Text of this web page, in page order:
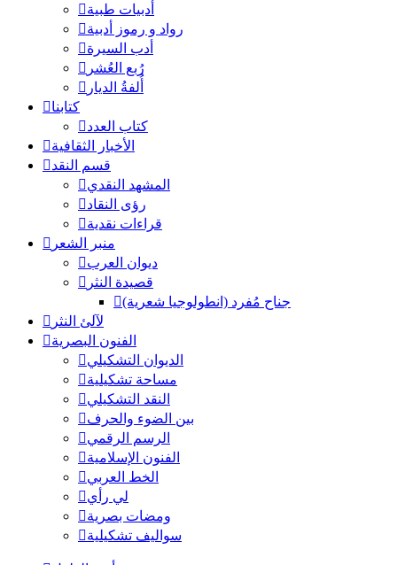
أدبيات طبية
رواد و رموز أدبية
أدب السيرة
رُبع العُشر
أُلفةُ الديار
كتابنا
كتاب العدد
الأخبار الثقافية
قسم النقد
المشهد النقدي
رؤى النقاد
قراءات نقدية
منبر الشعر
ديوان العرب
قصيدة النثر
جناح مُفرد (انطولوجيا شعرية)
لآلئ النثر
الفنون البصرية
الديوان التشكيلي
مساحة تشكيلية
النقد التشكيلي
بين الضوء والحرف
الرسم الرقمي
الفنون الإسلامية
الخط العربي
لي رأي
ومضات بصرية
سواليف تشكيلية